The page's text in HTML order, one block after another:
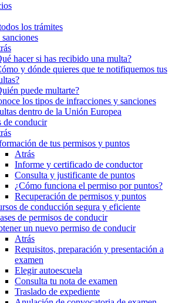
los trámites
hacer si has recibido una multa?
y dónde quieres que te notifiquemos tus
puede multarte?
los tipos de infracciones y sanciones
dentro de la Unión Europea
de conducir
de tus permisos y puntos
Atrás
Informe y certificado de conductor
Consulta y justificante de puntos
¿Cómo funciona el permiso por puntos?
Recuperación de permisos y puntos
de conducción segura y eficiente
de permisos de conducir
un nuevo permiso de conducir
Atrás
Requisitos, preparación y presentación a
examen
Elegir autoescuela
Consulta tu nota de examen
Traslado de expediente